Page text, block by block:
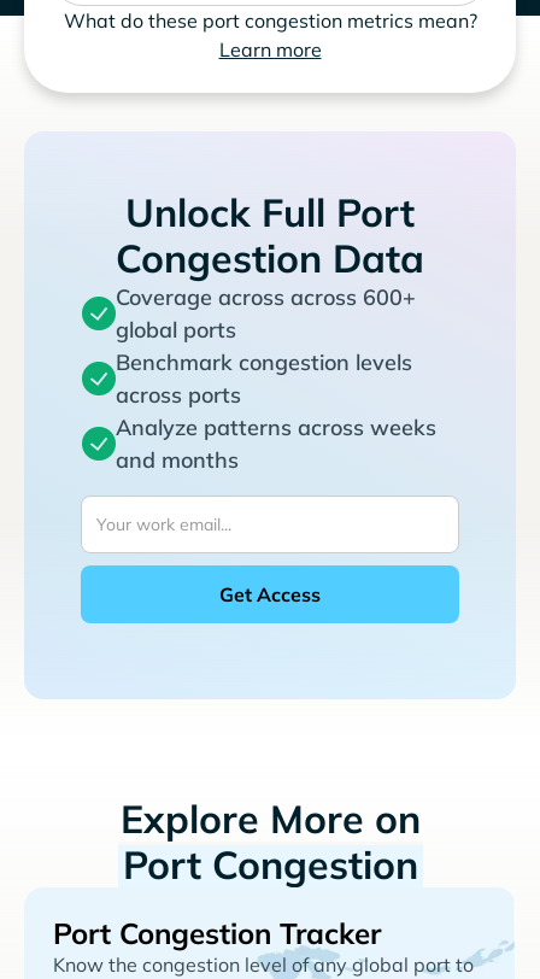
What do these port congestion metrics mean?
Learn more
Unlock Full Port
Congestion Data
Coverage across across 600+
global ports
Benchmark congestion levels
across ports
Analyze patterns across weeks
and months
Explore More on
Port Congestion
Port Congestion Tracker
Know the congestion level of any global port to